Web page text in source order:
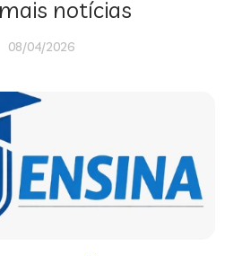
notícias
08/04/2026